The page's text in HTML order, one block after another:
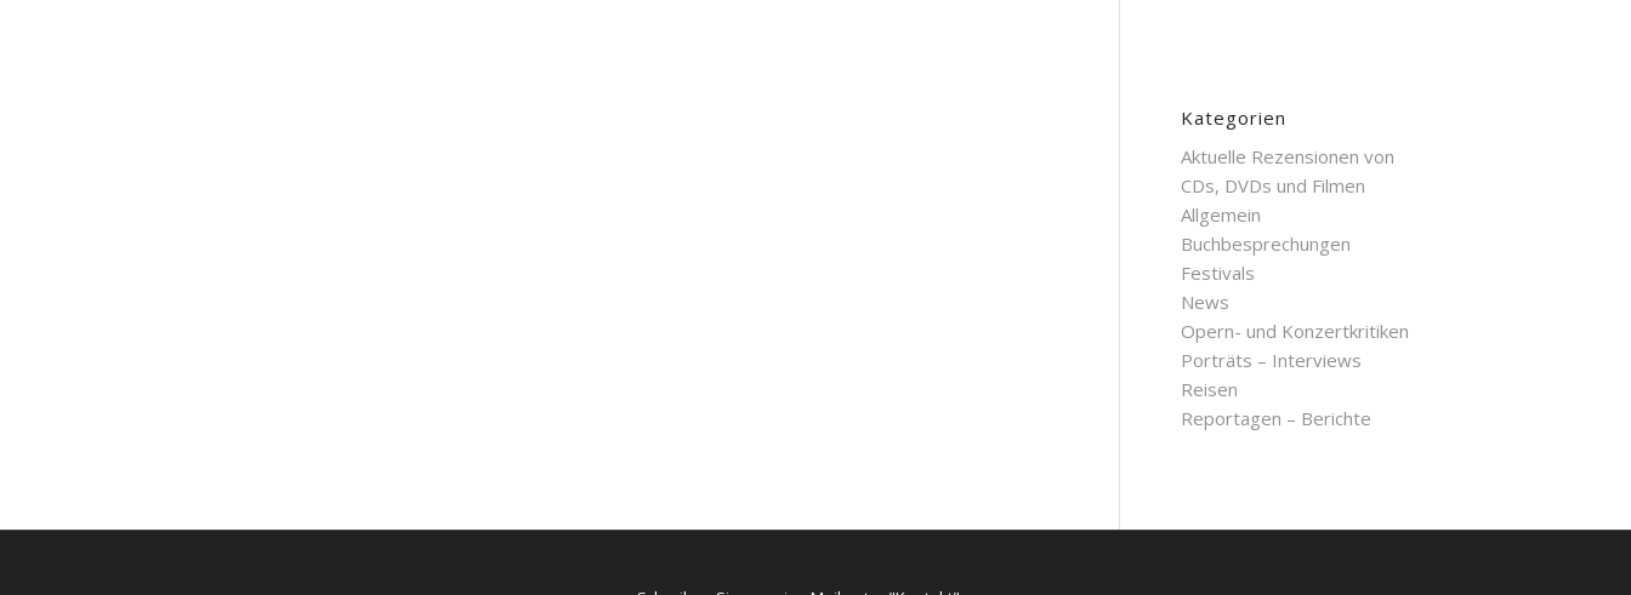
Kategorien
Aktuelle Rezensionen von
CDs, DVDs und Filmen
Allgemein
Buchbesprechungen
Festivals
News
Opern- und Konzertkritiken
Porträts – Interviews
Reisen
Reportagen – Berichte